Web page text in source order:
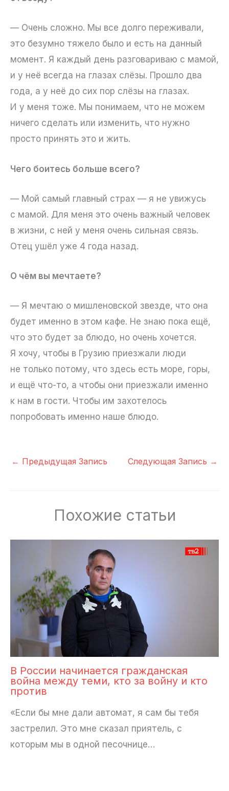
— Очень сложно. Мы все долго переживали,
это безумно тяжело было и есть на данный
момент. Я каждый день разговариваю с мамой,
и у неё всегда на глазах слёзы. Прошло два
года, а у неё до сих пор слёзы на глазах.
И у меня тоже. Мы понимаем, что не можем
ничего сделать или изменить, что нужно
просто принять это и жить.
Чего боитесь больше всего?
— Мой самый главный страх — я не увижусь
с мамой. Для меня это очень важный человек
в жизни, с ней у меня очень сильная связь.
Отец ушёл уже 4 года назад.
О чём вы мечтаете?
— Я мечтаю о мишленовской звезде, что она
будет именно в этом кафе. Не знаю пока ещё,
что это будет за блюдо, но очень хочется.
Я хочу, чтобы в Грузию приезжали люди
не только потому, что здесь есть море, горы,
и ещё что-то, а чтобы они приезжали именно
к нам в гости. Чтобы им захотелось
попробовать именно наше блюдо.
← Предыдущая Запись Следующая Запись →
Похожие статьи
В России начинается гражданская
война между теми, кто за войну и кто
против
«Если бы мне дали автомат, я сам бы тебя
застрелил. Это мне сказал приятель, с
которым мы в одной песочнице…